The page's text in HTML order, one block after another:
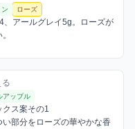
ローズ
、アールグレイ5g。ローズが
シャ / 2025年10月16日
る
アップル
クス案その1
部分をローズの華やかな香